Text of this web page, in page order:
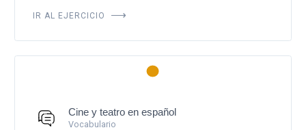
IR AL EJERCICIO
Cine y teatro en español
Vocabulario